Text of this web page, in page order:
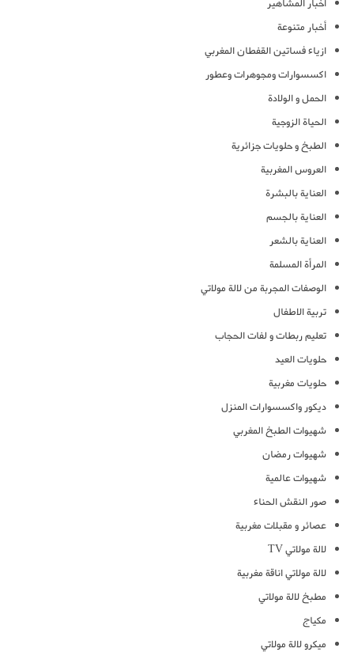
أخبار المشاهير
أخبار متنوعة
ازياء فساتين القفطان المغربي
اكسسوارات ومجوهرات وعطور
الحمل و الولادة
الحياة الزوجية
الطبخ و حلويات جزائرية
العروس المغربية
العناية بالبشرة
العناية بالجسم
العناية بالشعر
المرأة المسلمة
الوصفات المجربة من لالة مولاتي
تربية الاطفال
تعليم ربطات و لفات الحجاب
حلويات العيد
حلويات مغربية
ديكور واكسسوارات المنزل
شهيوات الطبخ المغربي
شهيوات رمضان
شهيوات عالمية
صور النقش الحناء
عصائر و مقبلات مغربية
لالة مولاتي TV
لالة مولاتي اناقة مغربية
مطبخ لالة مولاتي
مكياج
ميكرو لالة مولاتي